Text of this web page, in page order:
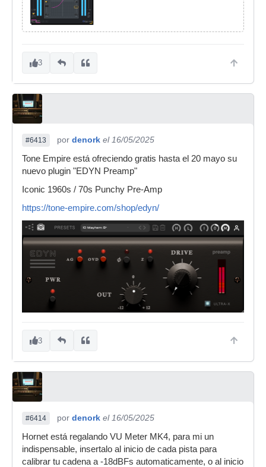
3
#6413 por denork el 16/05/2025
Tone Empire está ofreciendo gratis hasta el 20 mayo su
nuevo plugin "EDYN Preamp"
Iconic 1960s / 70s Punchy Pre-Amp
https://tone-empire.com/shop/edyn/
3
#6414 por denork el 16/05/2025
Hornet está regalando VU Meter MK4, para mi un
indispensable, insertalo al inicio de cada pista para
calibrar tu cadena a -18dBFs automaticamente, o al inicio